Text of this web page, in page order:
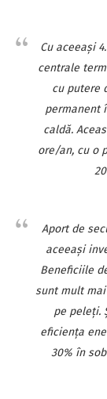
Cu aceeaşi
centrale
cu putere
permanent
caldă.
ore/an, cu o
Aport de
aceeaşi
Beneficiile
sunt mult
pe peleţi.
eficienţa
30% în